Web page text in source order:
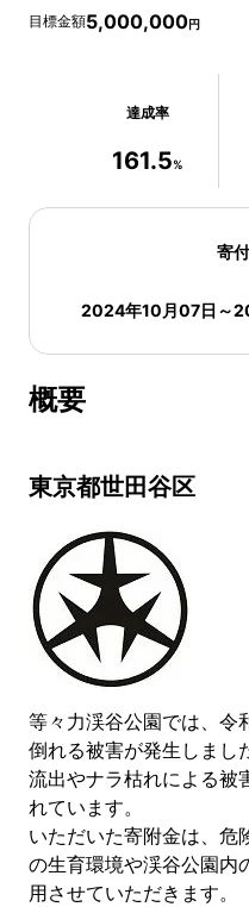
目標金額5,000,000円
達成率
161.5%
寄
2024年10月07日 ～
概要
東京都世田谷区
等々力渓谷公園では、令
倒れる被害が発生しまし
流出やナラ枯れによる被
れています。
いただいた寄附金は、危
の生育環境や渓谷公園内
用させていただきます。